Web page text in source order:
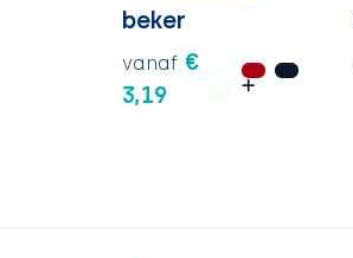
beker
vanaf €
3,19